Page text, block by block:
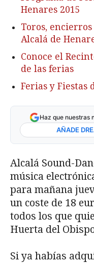
Henares 2015
Toros,
Alcalá de
Conoce el
de las ferias
Ferias y Fiestas
Haz que nuestras
AÑADE
Alcalá Sound-
música
para mañana
un coste de 18
todos los que
Huerta del
Si ya habías